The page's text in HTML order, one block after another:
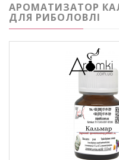
АРОМАТИЗАТОР
ДЛЯ РИБОЛОВЛІ